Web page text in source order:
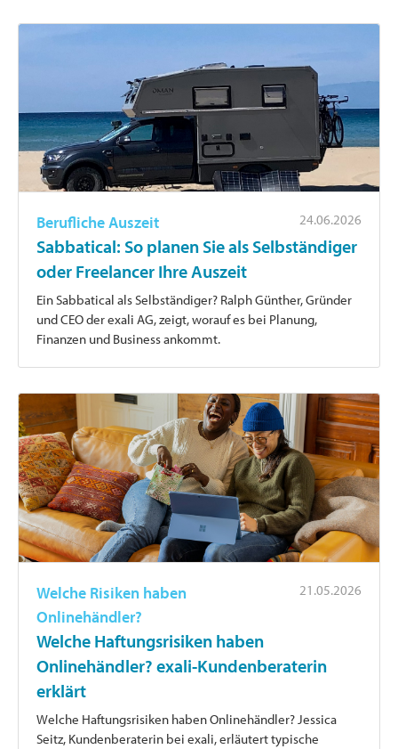
24.06.2026
Berufliche Auszeit
Sabbatical: So planen Sie als Selbständiger
oder Freelancer Ihre Auszeit
Ein Sabbatical als Selbständiger? Ralph Günther, Gründer
und CEO der exali AG, zeigt, worauf es bei Planung,
Finanzen und Business ankommt.
21.05.2026
Welche Risiken haben
Onlinehändler?
Welche Haftungsrisiken haben
Onlinehändler? exali-Kundenberaterin
erklärt
Welche Haftungsrisiken haben Onlinehändler? Jessica
Seitz, Kundenberaterin bei exali, erläutert typische